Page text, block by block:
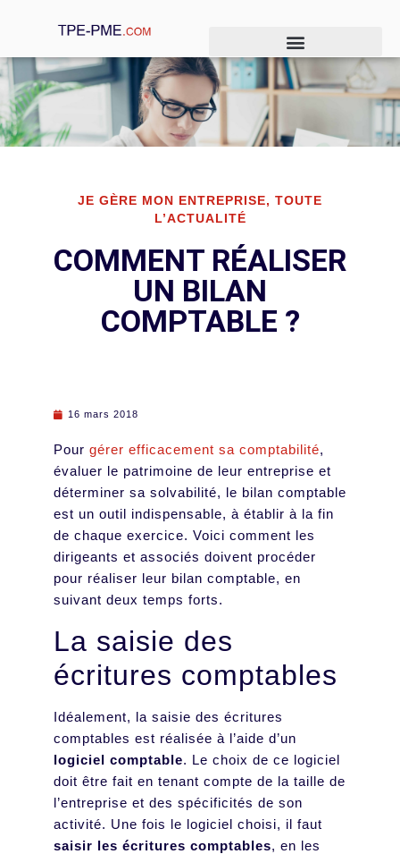
JE GÈRE MON ENTREPRISE, TOUTE
L’ACTUALITÉ
COMMENT RÉALISER
UN BILAN
COMPTABLE ?
16 mars 2018
Pour gérer efficacement sa comptabilité,
évaluer le patrimoine de leur entreprise et
déterminer sa solvabilité, le bilan comptable
est un outil indispensable, à établir à la fin
de chaque exercice. Voici comment les
dirigeants et associés doivent procéder
pour réaliser leur bilan comptable, en
suivant deux temps forts.
La saisie des
écritures comptables
Idéalement, la saisie des écritures
comptables est réalisée à l’aide d’un
logiciel comptable. Le choix de ce logiciel
doit être fait en tenant compte de la taille de
l’entreprise et des spécificités de son
activité. Une fois le logiciel choisi, il faut
saisir les écritures comptables, en les